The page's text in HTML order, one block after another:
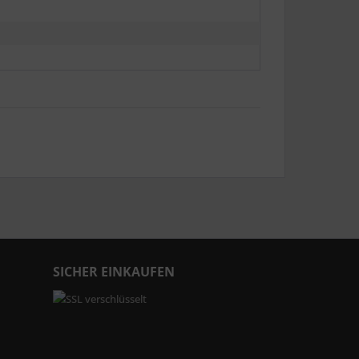
SICHER EINKAUFEN